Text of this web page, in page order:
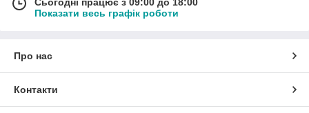
Показати весь графік роботи
Про нас
Контакти